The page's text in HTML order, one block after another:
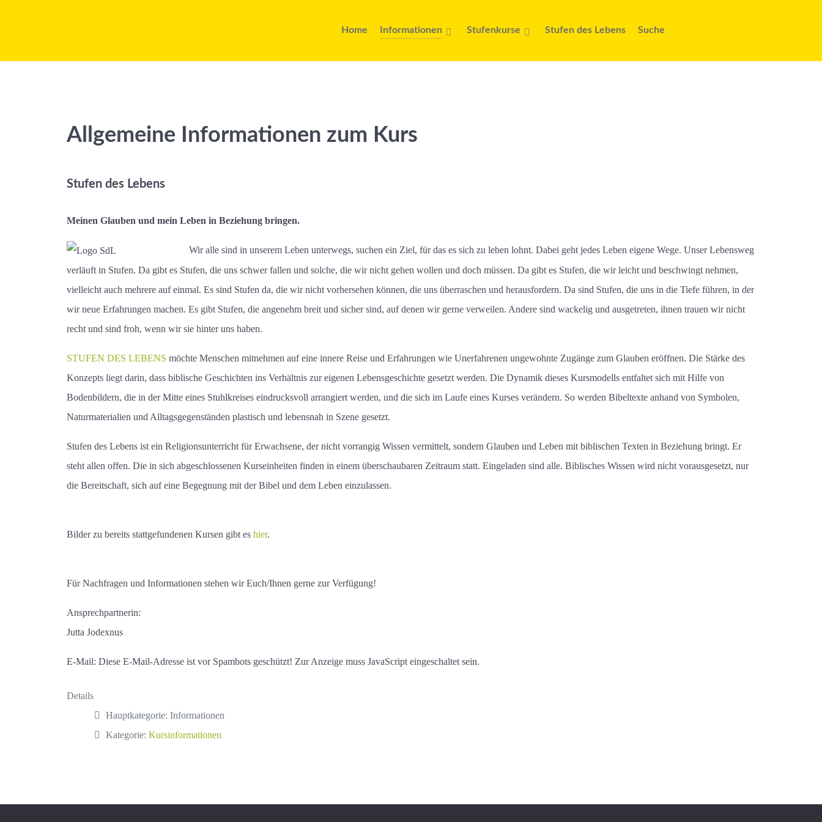
Home Informationen Stufenkurse Stufen des Lebens Suche
Allgemeine Informationen zum Kurs
Stufen des Lebens
Meinen Glauben und mein Leben in Beziehung bringen.
Wir alle sind in unserem Leben unterwegs, suchen ein Ziel, für das es sich zu leben lohnt. Dabei geht jedes Leben eigene Wege. Unser Lebensweg
verläuft in Stufen. Da gibt es Stufen, die uns schwer fallen und solche, die wir nicht gehen wollen und doch müssen. Da gibt es Stufen, die wir leicht und beschwingt nehmen,
vielleicht auch mehrere auf einmal. Es sind Stufen da, die wir nicht vorhersehen können, die uns überraschen und herausfordern. Da sind Stufen, die uns in die Tiefe führen, in der
wir neue Erfahrungen machen. Es gibt Stufen, die angenehm breit und sicher sind, auf denen wir gerne verweilen. Andere sind wackelig und ausgetreten, ihnen trauen wir nicht
recht und sind froh, wenn wir sie hinter uns haben.
STUFEN DES LEBENS möchte Menschen mitnehmen auf eine innere Reise und Erfahrungen wie Unerfahrenen ungewohnte Zugänge zum Glauben eröffnen. Die Stärke des
Konzepts liegt darin, dass biblische Geschichten ins Verhältnis zur eigenen Lebensgeschichte gesetzt werden. Die Dynamik dieses Kursmodells entfaltet sich mit Hilfe von
Bodenbildern, die in der Mitte eines Stuhlkreises eindrucksvoll arrangiert werden, und die sich im Laufe eines Kurses verändern. So werden Bibeltexte anhand von Symbolen,
Naturmaterialien und Alltagsgegenständen plastisch und lebensnah in Szene gesetzt.
Stufen des Lebens ist ein Religionsunterricht für Erwachsene, der nicht vorrangig Wissen vermittelt, sondern Glauben und Leben mit biblischen Texten in Beziehung bringt. Er
steht allen offen. Die in sich abgeschlossenen Kurseinheiten finden in einem überschaubaren Zeitraum statt. Eingeladen sind alle. Biblisches Wissen wird nicht vorausgesetzt, nur
die Bereitschaft, sich auf eine Begegnung mit der Bibel und dem Leben einzulassen.
Bilder zu bereits stattgefundenen Kursen gibt es hier.
Für Nachfragen und Informationen stehen wir Euch/Ihnen gerne zur Verfügung!
Ansprechpartnerin:
Jutta Jodexnus
E-Mail: Diese E-Mail-Adresse ist vor Spambots geschützt! Zur Anzeige muss JavaScript eingeschaltet sein.
Details
Hauptkategorie: Informationen
Kategorie: Kursinformationen